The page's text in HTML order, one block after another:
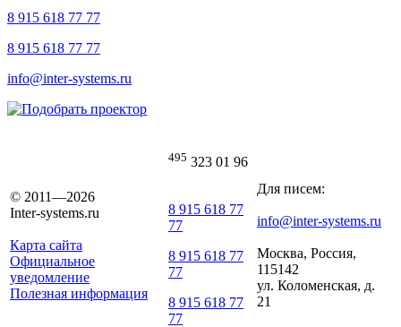
8 915 618 77 77
8 915 618 77 77
info@inter-systems.ru
© 2011—2026
Inter-systems.ru
Карта сайта
Официальное
уведомление
Полезная информация
495 323 01 96
8 915 618 77
77
8 915 618 77
77
8 915 618 77
77
Для писем:
info@inter-systems.ru
Москва, Россия,
115142
ул. Коломенская, д.
21